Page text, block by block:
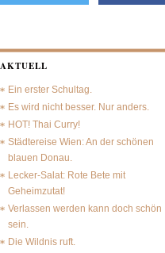
AKTUELL
Ein erster Schultag.
Es wird nicht besser. Nur anders.
HOT! Thai Curry!
Städtereise Wien: An der schönen
blauen Donau.
Lecker-Salat: Rote Bete mit
Geheimzutat!
Verlassen werden kann doch schön
sein.
Die Wildnis ruft.